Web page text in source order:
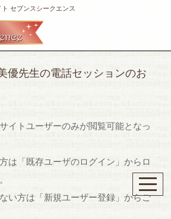
セブンスシークエンス
イトユーザーのみが閲覧可能となっ
は「既存ユーザのログイン」からロ
い方は「新規ユーザー登録」からご